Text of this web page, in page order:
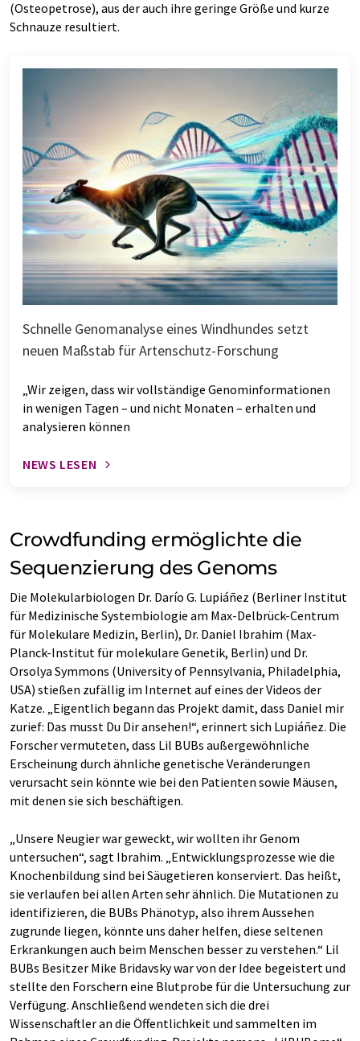
(Osteopetrose), aus der auch ihre geringe Größe und kurze
Schnauze resultiert.
Schnelle Genomanalyse eines Windhundes setzt
neuen Maßstab für Artenschutz-Forschung
„Wir zeigen, dass wir vollständige Genominformationen
in wenigen Tagen – und nicht Monaten – erhalten und
analysieren können
NEWS LESEN
Crowdfunding ermöglichte die
Sequenzierung des Genoms
Die Molekularbiologen Dr. Darío G. Lupiáñez (Berliner Institut
für Medizinische Systembiologie am Max-Delbrück-Centrum
für Molekulare Medizin, Berlin), Dr. Daniel Ibrahim (Max-
Planck-Institut für molekulare Genetik, Berlin) und Dr.
Orsolya Symmons (University of Pennsylvania, Philadelphia,
USA) stießen zufällig im Internet auf eines der Videos der
Katze. „Eigentlich begann das Projekt damit, dass Daniel mir
zurief: Das musst Du Dir ansehen!“, erinnert sich Lupiáñez. Die
Forscher vermuteten, dass Lil BUBs außergewöhnliche
Erscheinung durch ähnliche genetische Veränderungen
verursacht sein könnte wie bei den Patienten sowie Mäusen,
mit denen sie sich beschäftigen.
„Unsere Neugier war geweckt, wir wollten ihr Genom
untersuchen“, sagt Ibrahim. „Entwicklungsprozesse wie die
Knochenbildung sind bei Säugetieren konserviert. Das heißt,
sie verlaufen bei allen Arten sehr ähnlich. Die Mutationen zu
identifizieren, die BUBs Phänotyp, also ihrem Aussehen
zugrunde liegen, könnte uns daher helfen, diese seltenen
Erkrankungen auch beim Menschen besser zu verstehen.“ Lil
BUBs Besitzer Mike Bridavsky war von der Idee begeistert und
stellte den Forschern eine Blutprobe für die Untersuchung zur
Verfügung. Anschließend wendeten sich die drei
Wissenschaftler an die Öffentlichkeit und sammelten im